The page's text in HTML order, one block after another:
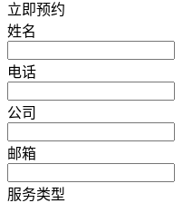
立即预约
姓名
电话
公司
邮箱
服务类型